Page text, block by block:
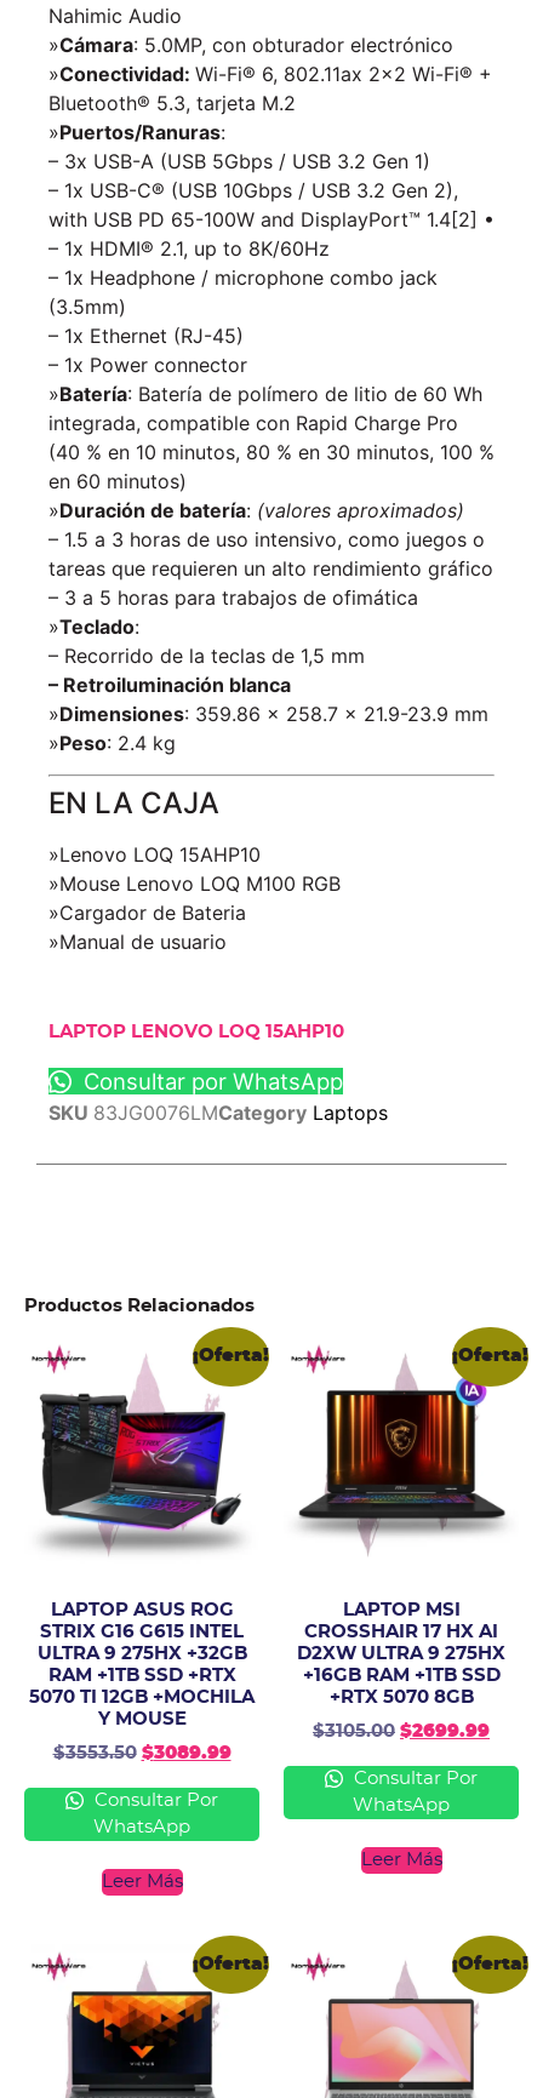
Nahimic Audio
»Cámara: 5.0MP, con obturador electrónico
»Conectividad: Wi-Fi® 6, 802.11ax 2×2 Wi-Fi® +
Bluetooth® 5.3, tarjeta M.2
»Puertos/Ranuras:
– 3x USB-A (USB 5Gbps / USB 3.2 Gen 1)
– 1x USB-C® (USB 10Gbps / USB 3.2 Gen 2),
with USB PD 65-100W and DisplayPort™ 1.4[2] •
– 1x HDMI® 2.1, up to 8K/60Hz
– 1x Headphone / microphone combo jack
(3.5mm)
– 1x Ethernet (RJ-45)
– 1x Power connector
»Batería: Batería de polímero de litio de 60 Wh
integrada, compatible con Rapid Charge Pro
(40 % en 10 minutos, 80 % en 30 minutos, 100 %
en 60 minutos)
»Duración de batería: (valores aproximados)
– 1.5 a 3 horas de uso intensivo, como juegos o
tareas que requieren un alto rendimiento gráfico
– 3 a 5 horas para trabajos de ofimática
»Teclado:
– Recorrido de la teclas de 1,5 mm
– Retroiluminación blanca
»Dimensiones: 359.86 x 258.7 x 21.9-23.9 mm
»Peso: 2.4 kg
EN LA CAJA
»Lenovo LOQ 15AHP10
»Mouse Lenovo LOQ M100 RGB
»Cargador de Bateria
»Manual de usuario
LAPTOP LENOVO LOQ 15AHP10
Consultar por WhatsApp
SKU 83JG0076LMCategory Laptops
Productos Relacionados
¡Oferta!
LAPTOP ASUS ROG
STRIX G16 G615 INTEL
ULTRA 9 275HX +32GB
RAM +1TB SSD +RTX
5070 TI 12GB +MOCHILA
Y MOUSE
$3553.50 $3089.99
Consultar Por
WhatsApp
Leer Más
¡Oferta!
LAPTOP MSI
CROSSHAIR 17 HX AI
D2XW ULTRA 9 275HX
+16GB RAM +1TB SSD
+RTX 5070 8GB
$3105.00 $2699.99
Consultar Por
WhatsApp
Leer Más
¡Oferta! ¡Oferta!